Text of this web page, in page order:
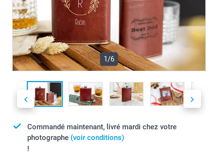
1/6
Commandé maintenant, livré mardi chez votre
photographe (voir conditions)
!